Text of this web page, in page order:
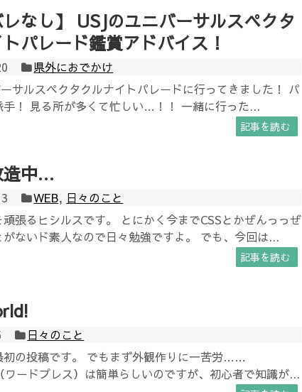
レなし】 USJのユニバーサルスペクタ
パレード鑑賞アドバイス！
県外におでかけ
サルスペクタクルナイトパレードに行ってきました！ パ
手！ 見る所が多くて忙しい…！！ 一緒に行った...
記事を読む
造中…
WEB, 日々のこと
張るヒシルスです。 とにかく今までCSSとかぜんっっぜ
がないド素人なので日々勉強ですよ。 でも、今回は...
記事を読む
日々のこと
初の投稿です。 でもまず外観作りに一苦労……
ードプレス）は簡単らしいのですが、初心者で知識が...